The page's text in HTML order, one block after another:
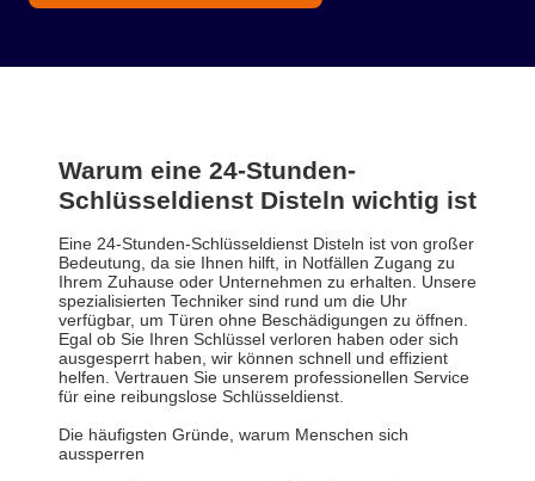
Warum eine 24-Stunden-
Schlüsseldienst Disteln wichtig ist
Eine 24-Stunden-Schlüsseldienst Disteln ist von großer
Bedeutung, da sie Ihnen hilft, in Notfällen Zugang zu
Ihrem Zuhause oder Unternehmen zu erhalten. Unsere
spezialisierten Techniker sind rund um die Uhr
verfügbar, um Türen ohne Beschädigungen zu öffnen.
Egal ob Sie Ihren Schlüssel verloren haben oder sich
ausgesperrt haben, wir können schnell und effizient
helfen. Vertrauen Sie unserem professionellen Service
für eine reibungslose Schlüsseldienst.
Die häufigsten Gründe, warum Menschen sich
aussperren